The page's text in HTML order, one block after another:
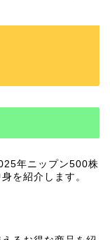
年ニップン500株
を紹介します。